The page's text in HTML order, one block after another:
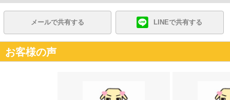
メールで共有する LINEで共有する
お客様の声